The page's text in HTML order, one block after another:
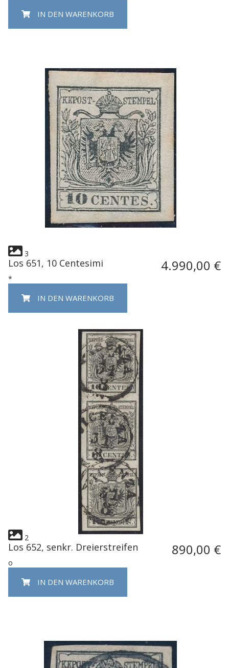
IN DEN WARENKORB
3
Los 651, 10 Centesimi 4.990,00 €
*
IN DEN WARENKORB
2
Los 652, senkr. Dreierstreifen 890,00 €
o
IN DEN WARENKORB